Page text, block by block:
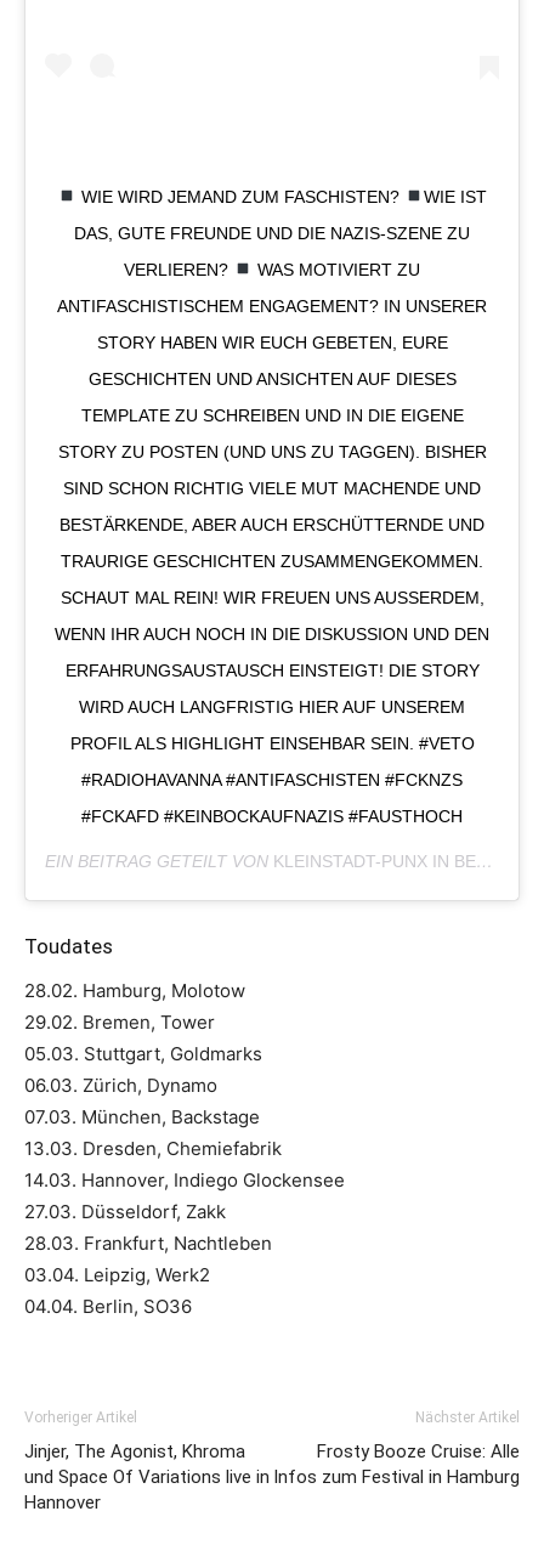
WIE WIRD JEMAND ZUM FASCHISTEN?
WIE IST
DAS, GUTE FREUNDE UND DIE NAZIS-SZENE ZU
VERLIEREN?
WAS MOTIVIERT ZU
ANTIFASCHISTISCHEM ENGAGEMENT? IN UNSERER
STORY HABEN WIR EUCH GEBETEN, EURE
GESCHICHTEN UND ANSICHTEN AUF DIESES
TEMPLATE ZU SCHREIBEN UND IN DIE EIGENE
STORY ZU POSTEN (UND UNS ZU TAGGEN). BISHER
SIND SCHON RICHTIG VIELE MUT MACHENDE UND
BESTÄRKENDE, ABER AUCH ERSCHÜTTERNDE UND
TRAURIGE GESCHICHTEN ZUSAMMENGEKOMMEN.
SCHAUT MAL REIN! WIR FREUEN UNS AUSSERDEM, W
ENN IHR AUCH NOCH IN DIE DISKUSSION UND DEN E
RFAHRUNGSAUSTAUSCH EINSTEIGT! DIE STORY W
IRD AUCH LANGFRISTIG HIER AUF UNSEREM P
ROFIL ALS HIGHLIGHT EINSEHBAR SEIN. #VETO #
RADIOHAVANNA #ANTIFASCHISTEN #FCKNZS #
FCKAFD #KEINBOCKAUFNAZIS #FAUSTHOCH
EIN BEITRAG GETEILT VON KLEINSTADT-PUNX IN BERLIN ‍
Toudates
28.02. Hamburg, Molotow
29.02. Bremen, Tower
05.03. Stuttgart, Goldmarks
06.03. Zürich, Dynamo
07.03. München, Backstage
13.03. Dresden, Chemiefabrik
14.03. Hannover, Indiego Glockensee
27.03. Düsseldorf, Zakk
28.03. Frankfurt, Nachtleben
03.04. Leipzig, Werk2
04.04. Berlin, SO36
Vorheriger Artikel
Jinjer, The Agonist, Khroma
und Space Of Variations live in
Hannover
Nächster Artikel
Frosty Booze Cruise: Alle
Infos zum Festival in Hamburg